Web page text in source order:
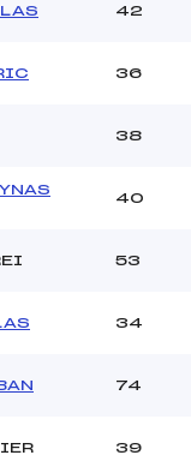
42
36
38
40
53
34
74
39